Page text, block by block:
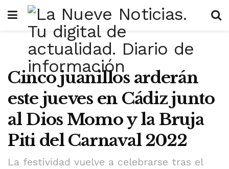
Cinco juanillos arderán
este jueves en Cádiz junto
al Dios Momo y la Bruja
Piti del Carnaval 2022
La festividad vuelve a celebrarse tras el